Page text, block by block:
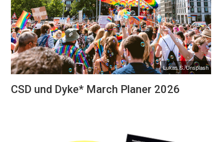
Lukas S./Unsplash
CSD und Dyke* March Planer 2026